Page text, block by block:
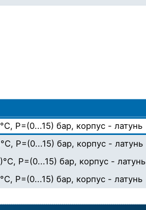
P=(0...15) бар, корпус - латунь
P=(0...15) бар, корпус - латунь
P=(0...15) бар, корпус - латунь
P=(0...15) бар, корпус - латунь